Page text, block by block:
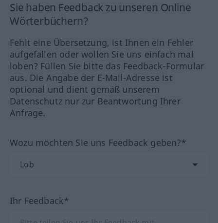
Sie haben Feedback zu unseren Online
Wörterbüchern?
Fehlt eine Übersetzung, ist Ihnen ein Fehler
aufgefallen oder wollen Sie uns einfach mal
loben? Füllen Sie bitte das Feedback-Formular
aus. Die Angabe der E-Mail-Adresse ist
optional und dient gemäß unserem
Datenschutz nur zur Beantwortung Ihrer
Anfrage.
Wozu möchten Sie uns Feedback geben?*
Ihr Feedback*